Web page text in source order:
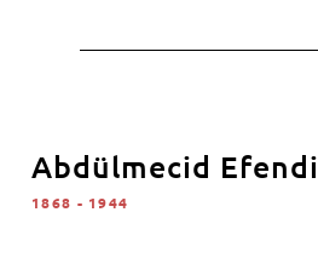
Abdülmecid Efendi
1868 - 1944